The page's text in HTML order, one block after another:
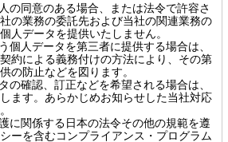
の同意のある場合、または法令で許容さ
の業務の委託先および当社の関連業務の
人データを提供いたしません。
個人データを第三者に提供する場合は、
約による義務付けの方法により、その第
の防止などを図ります。
の確認、訂正などを希望される場合は、
ます。あらかじめお知らせした当社対応
に関係する日本の法令その他の規範を遵
ーを含むコンプライアンス・プログラム